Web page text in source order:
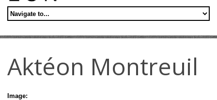
Aktéon Montreuil
Image: